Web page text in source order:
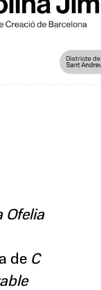
Ofelia
de C